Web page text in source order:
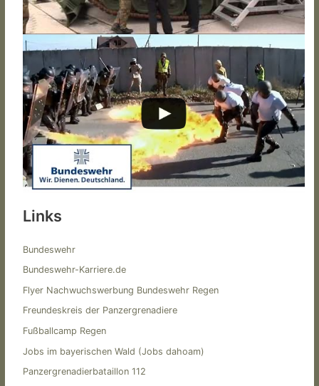
Links
Bundeswehr
Bundeswehr-Karriere.de
Flyer Nachwuchswerbung Bundeswehr Regen
Freundeskreis der Panzergrenadiere
Fußballcamp Regen
Jobs im bayerischen Wald (Jobs dahoam)
Panzergrenadierbataillon 112